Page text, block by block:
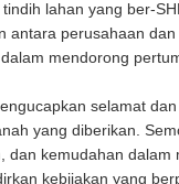
lahan yang ber-
antara perusahaan
mendorong
selamat
yang diberikan.
dan kemudahan
kebijakan yang